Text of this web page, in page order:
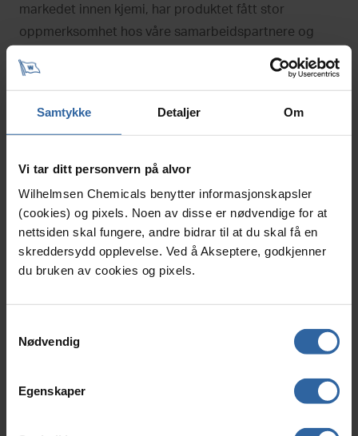
Samtykke Detaljer Om
Vi tar ditt personvern på alvor
Wilhelmsen Chemicals benytter informasjonskapsler
(cookies) og pixels. Noen av disse er nødvendige for at
nettsiden skal fungere, andre bidrar til at du skal få en
skreddersydd opplevelse. Ved å Akseptere, godkjenner
du bruken av cookies og pixels.
Nødvendig
Egenskaper
markedet innen kjemi, har produktet fått stor
oppmerksomhet hos våre samarbeidspartnere og
Blåtind desinfeksjonsprodukter er testet og godkjent i
desinfeksjonsprodukter. Testene dokumenterer